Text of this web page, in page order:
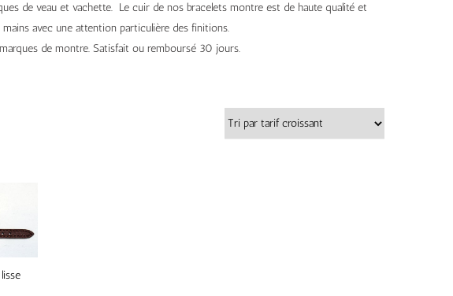
de veau et vachette. Le cuir de nos bracelets montre est de haute qualité et
avec une attention particulière des finitions.
de montre. Satisfait ou remboursé 30 jours.